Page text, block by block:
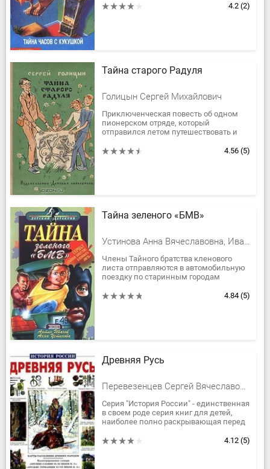
Поговаривали, что эти часы -
4.2 (2)
Тайна старого Радуля
Голицын Сергей Михайлович
Приключенческая повесть об одном
пионерском отряде, который
отправился летом путешествовать и
похода.
4.56 (5)
Тайна зеленого «БМВ»
Устинова Анна Вячеславовна, Иванов Антон Давидович
Члены Тайного братства кленового
листа отправляются в автомобильную
поездку по старинным городам
зеленая машина ломает их планы.4.84 (5)
Древняя Русь
Перевезенцев Сергей Вячеславович
Серия "История России" - единственная
в своем роде серия книг для детей,
наиболее полно раскрывающая перед
русской истории. Серия...
4.12 (5)